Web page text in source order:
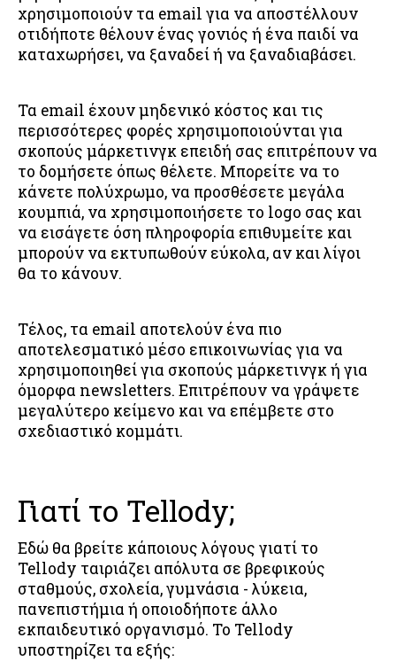
χρησιμοποιούν τα email για να αποστέλλουν
οτιδήποτε θέλουν ένας γονιός ή ένα παιδί να
καταχωρήσει, να ξαναδεί ή να ξαναδιαβάσει.
Τα email έχουν μηδενικό κόστος και τις
περισσότερες φορές χρησιμοποιούνται για
σκοπούς μάρκετινγκ επειδή σας επιτρέπουν να
το δομήσετε όπως θέλετε. Μπορείτε να το
κάνετε πολύχρωμο, να προσθέσετε μεγάλα
κουμπιά, να χρησιμοποιήσετε το logo σας και
να εισάγετε όση πληροφορία επιθυμείτε και
μπορούν να εκτυπωθούν εύκολα, αν και λίγοι
θα το κάνουν.
Τέλος, τα email αποτελούν ένα πιο
αποτελεσματικό μέσο επικοινωνίας για να
χρησιμοποιηθεί για σκοπούς μάρκετινγκ ή για
όμορφα newsletters. Επιτρέπουν να γράψετε
μεγαλύτερο κείμενο και να επέμβετε στο
σχεδιαστικό κομμάτι.
Γιατί το Tellody;
Εδώ θα βρείτε κάποιους λόγους γιατί το
Tellody ταιριάζει απόλυτα σε βρεφικούς
σταθμούς, σχολεία, γυμνάσια - λύκεια,
πανεπιστήμια ή οποιοδήποτε άλλο
εκπαιδευτικό οργανισμό. Το Tellody
υποστηρίζει τα εξής: